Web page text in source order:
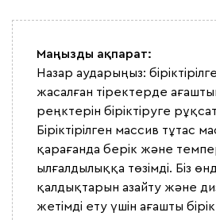
Маңызды ақпарат:
Назар аударыңыз:
жасалған тіректерде
реңктерін біріктіруге рұқсат
Біріктірілген массив тұтас
қарағанда берік және
ылғалдылыққа төзімді. Біз
қалдықтарын азайту және
жетімді ету үшін ағашты